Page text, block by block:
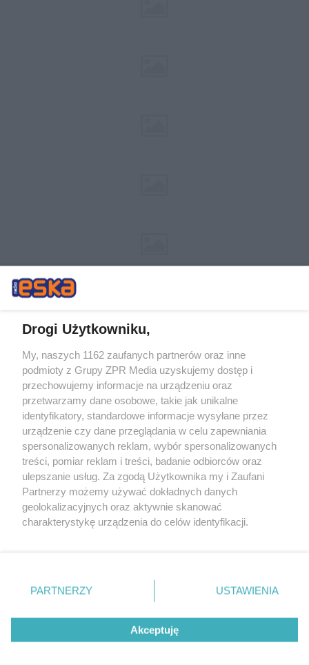
Żaden utwór zamieszczony w serwisie nie może być powielany i
rozpowszechniany lub dalej rozpowszechniany w jakikolwiek sposób (w
tym także elektroniczny lub mechaniczny) na jakimkolwiek polu
eksploatacji w jakiejkolwiek formie, włącznie z umieszczaniem w
Internecie bez pisemnej zgody właściciela praw. Jakiekolwiek użycie lub
wykorzystanie utworów w całości lub w części z naruszeniem prawa,
tzn. bez właściwej zgody, jest zabronione pod groźbą kary i może być
ścigane prawnie.
© 2026 Grupa ZPR Media
Drogi Użytkowniku,
My, naszych 1162 zaufanych partnerów oraz inne
podmioty z Grupy ZPR Media uzyskujemy dostęp i
przechowujemy informacje na urządzeniu oraz
przetwarzamy dane osobowe, takie jak unikalne
identyfikatory, standardowe informacje wysyłane przez
urządzenie czy dane przeglądania w celu zapewniania
spersonalizowanych reklam, wybór spersonalizowanych
treści, pomiar reklam i treści, badanie odbiorców oraz
ulepszanie usług. Za zgodą Użytkownika my i Zaufani
Partnerzy możemy używać dokładnych danych
geolokalizacyjnych oraz aktywnie skanować
charakterystykę urządzenia do celów identyfikacji.
zmienić/wycofać klikając przycisk ustawień prywatności
znajdujący się w lewym dolnym rogu strony
rodzaje przetwarzania danych nie wymagają zgody
użytkownika, ale masz prawo sprzeciwić się takiemu
przetwarzaniu. Preferencje będą miały zastosowanie tylko
PARTNERZY USTAWIENIA
Akceptuję